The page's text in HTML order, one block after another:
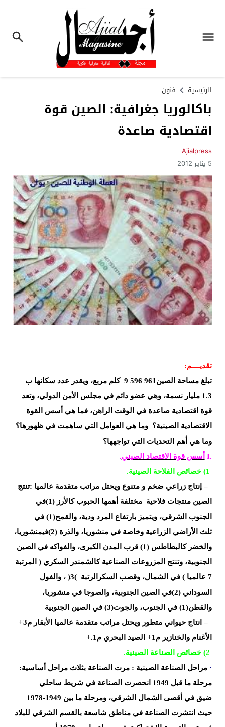
الرئيسية فنون
باكالوريا جغرافية: الصين قوة
اقتصادية صاعدة
Ajialpress
5 يناير 2012
تقديــــم:
تبلغ مساحة الصين 9 596 961 كلم مربع، ويقدر عدد سكانها ب
1.3 مليار نسمة، وهي عضو دائم في مجلس الأمن الدولي، وتعد
قوة اقتصادية صاعدة في الوقت
الراهن، فما هي أسس القوة
الاقتصادية الصينية؟ وما هي العوامل التي ساهمت في ظهورها؟
وما هي أهم التحديات التي تواجهها؟
I. أسس قوة الاقتصاد الصيني.
(1خصائص الفلاحة الصينية.
– إنتاج زراعي ضخم و متنوع ويحتل مراتب متقدمة عالميا :تنتج
الصين منتجات فلاحية مختلفة أهمها الحبوب كالأرز (1)في
الجنوب
الشرقي، ويتميز بارتفاع المرد ودية، والقمح(1)في
ثلث
الأراضي الزراعية وخاصة في منشوريا، والذرة (2)فيمنشوريا،
والخضر كالبطاطس (1) قرب المدن الكبرى، والفواكه في الصين
الجنوبية، وتنتج المزروعات الصناعية كالشمندر السكري ) المرتبة
7 عالميا
(في الشمال، وقصب السكرالرتبة (
3
)، والفول
السوداني (2)في الصين الجنوبية، والصوجا في منشوريا،
والقطن(1) في الجنوب، والجوت(3) في الصين
الجنوبية
– انتاج
حيواني متطور ويحتل مراتب متقدمة عالميا الأبقار م3+
الأغنام والخنازير م1+ الصيد
البحري م1
+.
(2خصائص الصناعة الصينية.
· مراحل الصناعة الصينية : مرت الصناعة بثلاث مراحل أساسية:
مرحلة ما قبل 1949
انحصرت الصناعة في شريط ساحلي
ضيق
في أقصى الشمال الشرقي، ومرحلة ما بين 1949-1978
حيث انتشرت الصناعة في مناطق شاسعة بالقسم الشرقي للبلاد